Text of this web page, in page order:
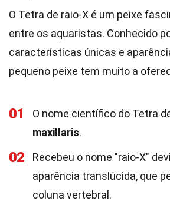
O Tetra de raio-X é um peixe
entre os aquaristas. Conhecido
características únicas e
pequeno peixe tem muito a
01 O nome científico do Tetra
maxillaris.
02
Recebeu o nome "raio-X"
aparência translúcida, que
coluna vertebral.